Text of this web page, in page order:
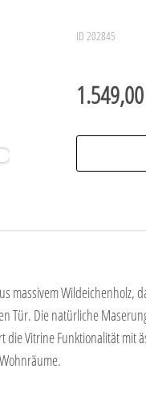
ID 202845
massivem
Tür. Die natürliche
Vitrine Funktionalität